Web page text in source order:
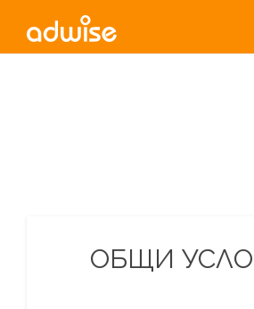
ОБЩИ